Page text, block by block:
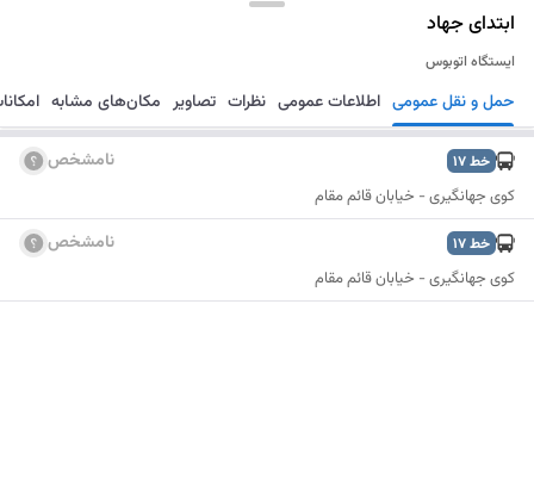
ابتدای جهاد
ایستگاه اتوبوس
مسیریابی ذخیره ارسال حمل و نقل عمومی اطلاعات عمومی نظرات تصاویر مکان‌های مشابه
خط17 نامشخص
کوی جهانگیری - خیابان قائم مقام
خط17 نامشخص
کوی جهانگیری - خیابان قائم مقام